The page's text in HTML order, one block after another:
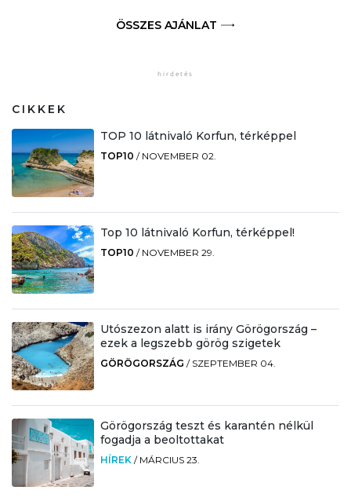
ÖSSZES AJÁNLAT
CIKKEK
TOP 10 látnivaló Korfun, térképpel
TOP10 / NOVEMBER 02.
Top 10 látnivaló Korfun, térképpel!
TOP10 / NOVEMBER 29.
Utószezon alatt is irány Görögország –
ezek a legszebb görög szigetek
GÖRÖGORSZÁG / SZEPTEMBER 04.
Görögország teszt és karantén nélkül
fogadja a beoltottakat
HÍREK / MÁRCIUS 23.